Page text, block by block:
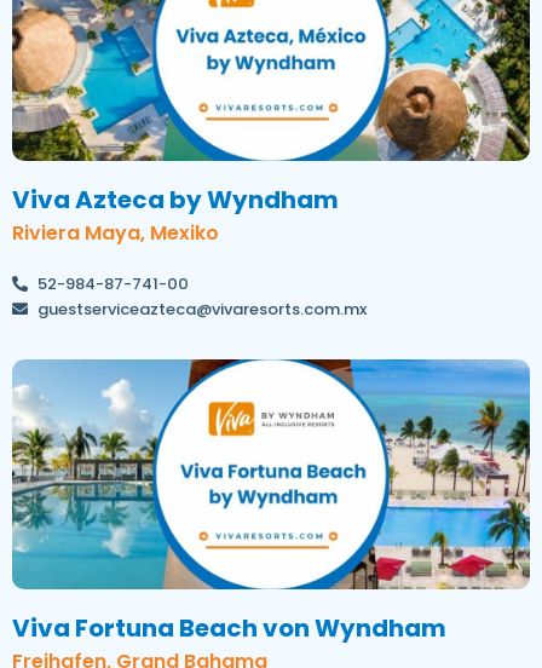
Viva Azteca by Wyndham
Riviera Maya, Mexiko
52-984-87-741-00
guestserviceazteca@vivaresorts.com.mx
Viva Fortuna Beach von Wyndham
Freihafen, Grand Bahama